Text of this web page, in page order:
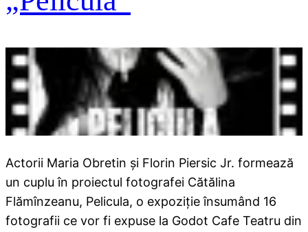
Actorii Maria Obretin și Florin Piersic Jr. formează
un cuplu în proiectul fotografei Cătălina
Flămînzeanu, Pelicula, o expoziție însumând 16
fotografii ce vor fi expuse la Godot Cafe Teatru din